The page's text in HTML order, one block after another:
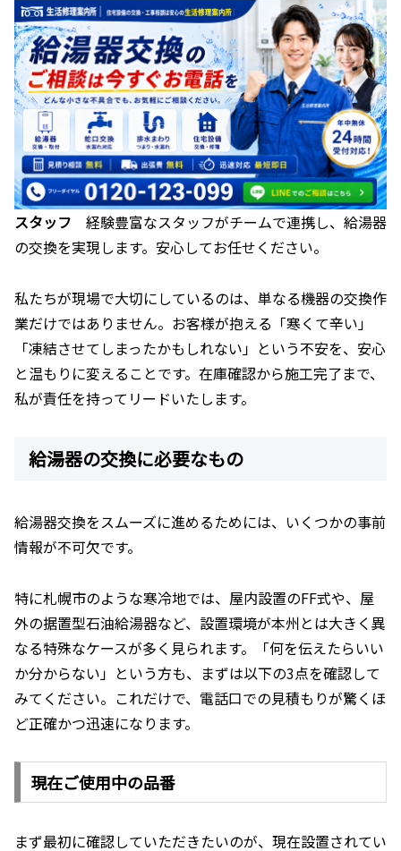
スタッフ 経験豊富なスタッフがチームで連携し、給湯器
の交換を実現します。安心してお任せください。
私たちが現場で大切にしているのは、単なる機器の交換作
業だけではありません。お客様が抱える「寒くて辛い」
「凍結させてしまったかもしれない」という不安を、安心
と温もりに変えることです。在庫確認から施工完了まで、
私が責任を持ってリードいたします。
給湯器の交換に必要なもの
給湯器交換をスムーズに進めるためには、いくつかの事前
情報が不可欠です。
特に札幌市のような寒冷地では、屋内設置のFF式や、屋
外の据置型石油給湯器など、設置環境が本州とは大きく異
なる特殊なケースが多く見られます。「何を伝えたらいい
か分からない」という方も、まずは以下の3点を確認して
みてください。これだけで、電話口での見積もりが驚くほ
ど正確かつ迅速になります。
現在ご使用中の品番
まず最初に確認していただきたいのが、現在設置されてい